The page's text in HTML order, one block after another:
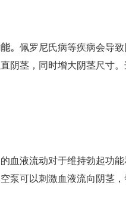
。 佩罗尼氏病等疾病会导
阴茎，同时增大阴茎尺寸
血液流动对于维持勃起功
泵可以刺激血液流向阴茎